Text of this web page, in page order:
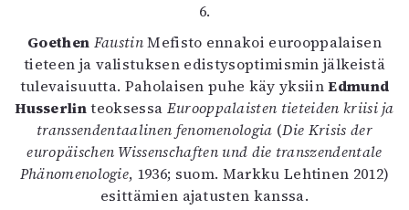
6.
Goethen FaustinMefisto ennakoi eurooppalaisen
tieteen ja valistuksen edistysoptimismin jälkeistä
tulevaisuutta. Paholaisen puhe käy yksiinEdmund
Husserlinteoksessa Eurooppalaisten tieteiden kriisi ja
transsendentaalinen fenomenologia (Die Krisis der
europäischen Wissenschaften und die transzendentale
Phänomenologie, 1936; suom. Markku Lehtinen 2012)
esittämien ajatusten kanssa.